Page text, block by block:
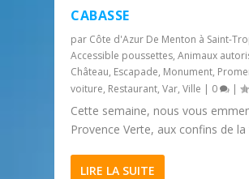
CABASSE
par Côte d'Azur De Menton à Saint-
Accessible poussettes,Animaux
Château, Escapade, Monument,
voiture, Restaurant,Var,Ville | 0 |
Cette semaine, nous vous
Provence Verte, aux confins de la
LIRE LA SUITE